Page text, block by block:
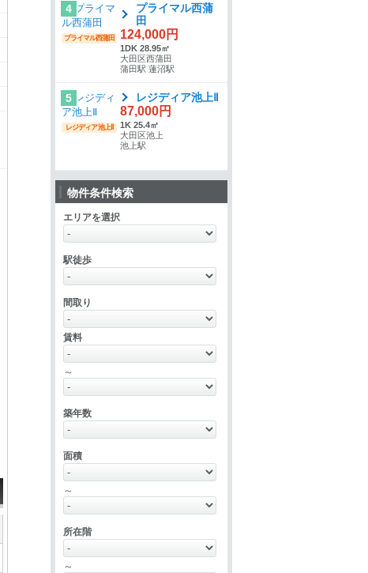
4
プライマル西蒲田
プライマル西蒲
田
124,000円
1DK 28.95㎡
大田区西蒲田
蒲田駅 蓮沼駅
5
レジディア池上Ⅱ
レジディア池上Ⅱ
87,000円
1K 25.4㎡
大田区池上
池上駅
物件条件検索
エリアを選択
駅徒歩
間取り
賃料
～
築年数
面積
～
所在階
～